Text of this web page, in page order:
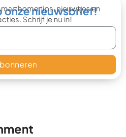
onze nieuwsbrief!
tips, nieuwtjes en
Schrijf je nu in!